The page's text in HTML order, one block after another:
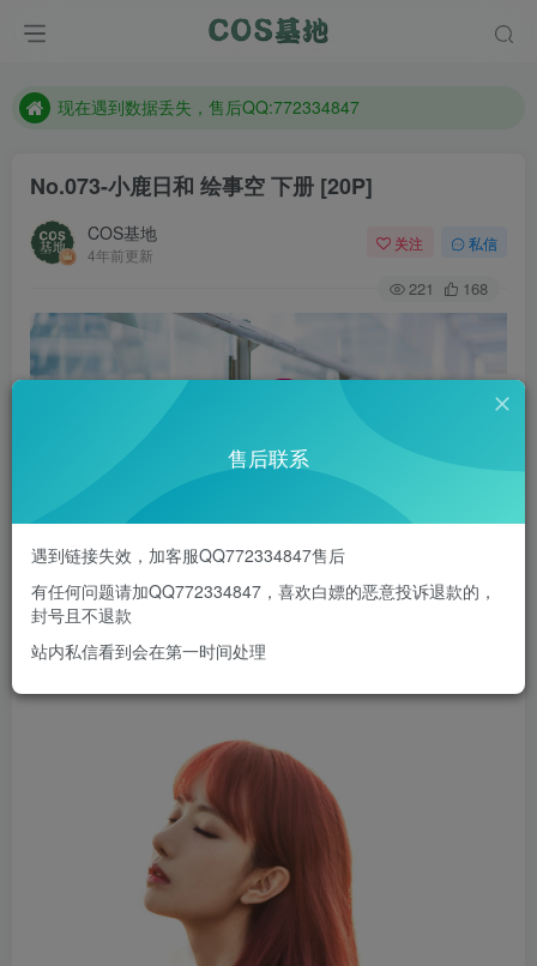
现在遇到数据丢失，售后QQ:772334847
防失联：百度搜索《趣画刊》，实时查看最新站点。
No.073-小鹿日和 绘事空 下册 [20P]
COS基地
4年前更新
关注 私信
221 168
售后联系
遇到链接失效，加客服QQ772334847售后
有任何问题请加QQ772334847，喜欢白嫖的恶意投诉退款的，
封号且不退款
站内私信看到会在第一时间处理